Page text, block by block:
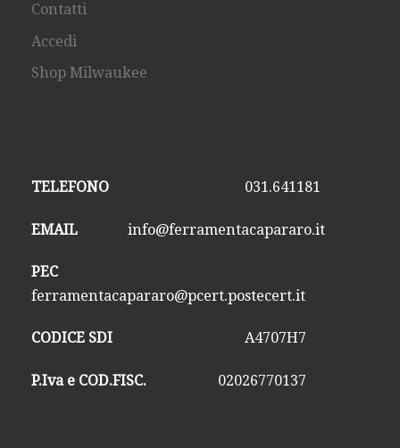
Contatti
Accedi
Shop Milwaukee
TELEFONO 031.641181
EMAILinfo@ferramentacapararo.it
PEC
ferramentacapararo@pcert.postecert.it
CODICE SDIA4707H7
P.Iva e COD.FISC. 02026770137